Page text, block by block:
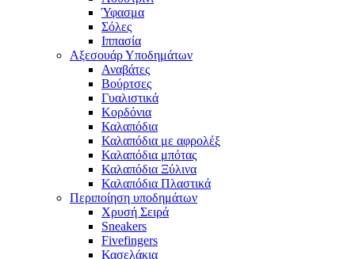
Ύφασμα
Σόλες
Ιππασία
Αξεσουάρ Υποδημάτων
Αναβάτες
Βούρτσες
Γυαλιστικά
Κορδόνια
Καλαπόδια
Καλαπόδια με αφρολέξ
Καλαπόδια μπότας
Καλαπόδια Ξύλινα
Καλαπόδια Πλαστικά
Περιποίηση υποδημάτων
Χρυσή Σειρά
Sneakers
Fivefingers
Κασελάκια